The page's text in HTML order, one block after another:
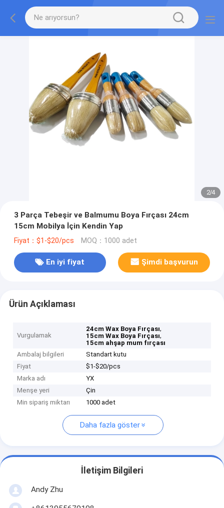
2/4
3 Parça Tebeşir ve Balmumu Boya Fırçası 24cm
15cm Mobilya İçin Kendin Yap
Fiyat：$1-$20/pcs MOQ：1000 adet
En iyi fiyat Şimdi başvurun
Ürün Açıklaması
Vurgulamak
24cm Wax Boya Fırçası,
15cm Wax Boya Fırçası,
15cm ahşap mum fırçası
Ambalaj bilgileri
Standart kutu
Fiyat
$1-$20/pcs
Marka adı
YX
Menşe yeri
Çin
Min sipariş miktarı
1000 adet
Daha fazla göster
İletişim Bilgileri
Andy Zhu